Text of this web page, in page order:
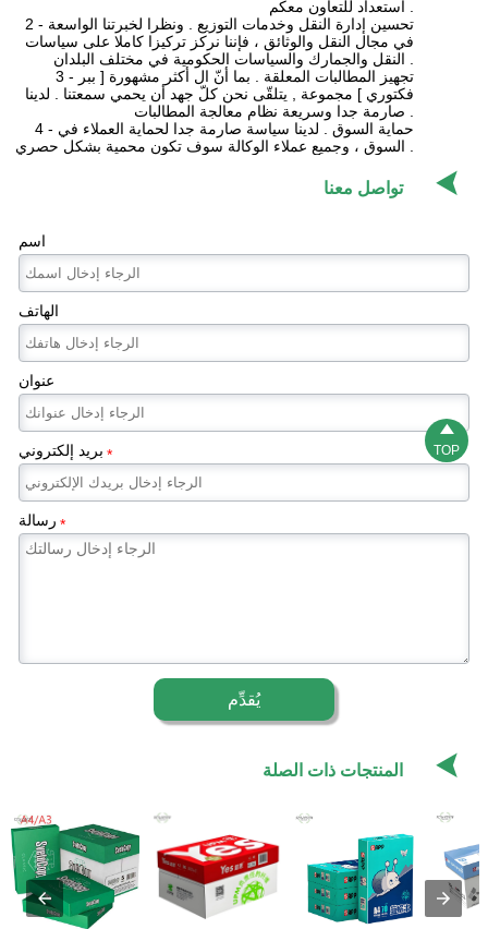
2 - تحسين إدارة النقل وخدمات التوزيع . ونظرا لخبرتنا الواسعة
في مجال النقل والوثائق ، فإننا نركز تركيزا كاملا على سياسات
3 - تجهيز المطالبات المعلقة . بما أنّ ال أكثر مشهورة [ ببر
فكتوري ] مجموعة , يتلقّى نحن كلّ جهد أن يحمي سمعتنا . لدينا
4 - حماية السوق . لدينا سياسة صارمة جدا لحماية العملاء في
تواصل معنا 
اسم
الهاتف
عنوان
بريد إلكتروني *
رسالة *
يُقدِّم
المنتجات ذات الصلة 

TOP